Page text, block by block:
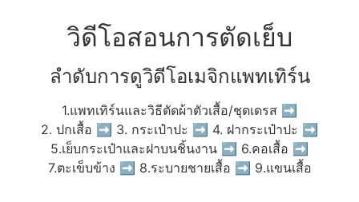
วิดีโอสอนการตัดเย็บ
ลำดับการดูวิดีโอเมจิกแพทเทิร์น
1.แพทเทิร์นและวิธีตัดผ้าตัวเสื้อ/ชุดเดรส ➡
2. ปกเสื้อ ➡ 3. กระเป๋าปะ ➡ 4. ฝากระเป๋าปะ ➡
5.เย็บกระเป๋าและฝาบนชิ้นงาน ➡ 6.คอเสื้อ ➡
7.ตะเข็บข้าง ➡ 8.ระบายชายเสื้อ ➡ 9.แขนเสื้อ